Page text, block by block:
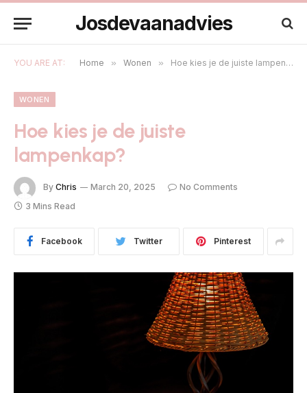
Josdevaanadvies
YOU ARE AT: Home » Wonen » Hoe kies je de juiste lampenkap?
WONEN
Hoe kies je de juiste
lampenkap?
By Chris March 20, 2025
No Comments
3 Mins Read
Facebook Twitter Pinterest